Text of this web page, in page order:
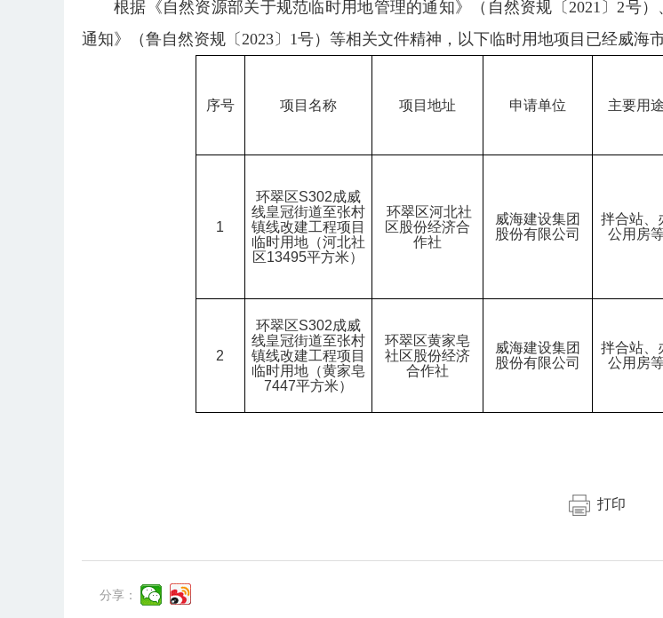
根据《自然资源部关于规范临时用地管理的通知》（自然资规〔2021〕2号
通知》（鲁自然资规〔2023〕1号）等相关文件精神，以下临时用地项目已经威海
序号 项目名称 项目地址 申请单位 主要用途
1
环翠区S302成威
线皇冠街道至张村
镇线改建工程项目
临时用地（河北社
区13495平方米）
环翠区河北社
区股份经济合
作社
威海建设集团
股份有限公司
拌合站、
公用房
2
环翠区S302成威
线皇冠街道至张村
镇线改建工程项目
临时用地（黄家皂
7447平方米）
环翠区黄家皂
社区股份经济
合作社
威海建设集团
股份有限公司
拌合站、
公用房
打印
分享：